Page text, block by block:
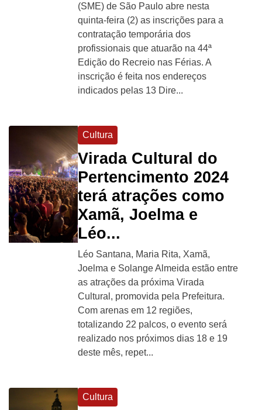
(SME) de São Paulo abre nesta
quinta-feira (2) as inscrições para a
contratação temporária dos
profissionais que atuarão na 44ª
Edição do Recreio nas Férias. A
inscrição é feita nos endereços
indicados pelas 13 Dire...
Cultura
Virada Cultural do
Pertencimento 2024
terá atrações como
Xamã, Joelma e
Léo...
Léo Santana, Maria Rita, Xamã,
Joelma e Solange Almeida estão entre
as atrações da próxima Virada
Cultural, promovida pela Prefeitura.
Com arenas em 12 regiões,
totalizando 22 palcos, o evento será
realizado nos próximos dias 18 e 19
deste mês, repet...
Cultura